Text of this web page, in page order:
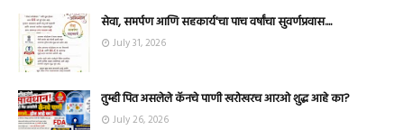
सेवा, समर्पण आणि सहकार्य'चा पाच वर्षांचा सुवर्णप्रवास....
July 31, 2026
तुम्ही पित असलेले कॅनचे पाणी खरोखरच आरओ शुद्ध आहे का?
July 26, 2026